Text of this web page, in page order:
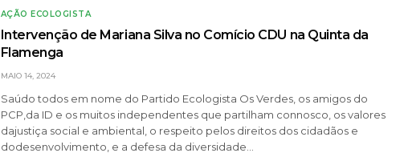
AÇÃO ECOLOGISTA
Intervenção de Mariana Silva no Comício CDU na Quinta da
Flamenga
MAIO 14, 2024
Saúdo todos em nome do Partido Ecologista Os Verdes, os amigos do
PCP,da ID e os muitos independentes que partilham connosco, os valores
dajustiça social e ambiental, o respeito pelos direitos dos cidadãos e
dodesenvolvimento, e a defesa da diversidade…